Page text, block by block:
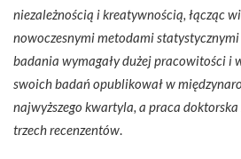
niezależnością i kreatywnością, łącząc
nowoczesnymi metodami
badania wymagały dużej pracowitości i
swoich badań opublikował w
najwyższego kwartyla, a praca
trzech recenzentów